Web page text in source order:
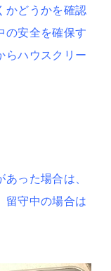
かどうかを確認
の安全を確保す
らハウスクリー
った場合は、
留守中の場合は